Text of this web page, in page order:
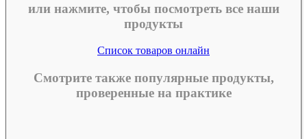
или нажмите, чтобы посмотреть все наши
продукты
Список товаров онлайн
Смотрите также популярные продукты,
проверенные на практике